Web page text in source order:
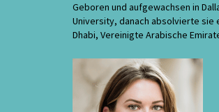
Geboren und aufgewachsen in
University, danach absolvierte sie
Dhabi, Vereinigte Arabische